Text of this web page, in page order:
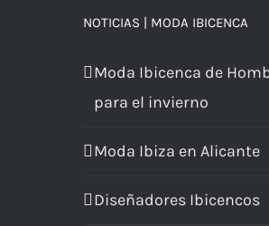
NOTICIAS | MODA IBICENCA
Moda Ibicenca de
para el invierno
Moda Ibiza en Alicante
Diseñadores Ibicencos